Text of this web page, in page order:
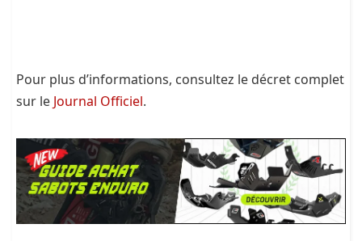
Pour plus d’informations, consultez le décret complet
sur le Journal Officiel.